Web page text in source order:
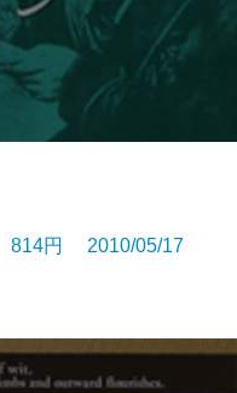
814円 2010/05/17